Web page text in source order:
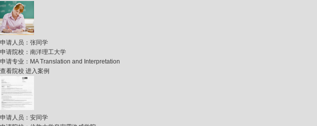
申请人员： 张同学
申请院校： 南洋理工大学
申请专业： MA Translation and Interpretation
查看院校 进入案例
申请人员： 安同学